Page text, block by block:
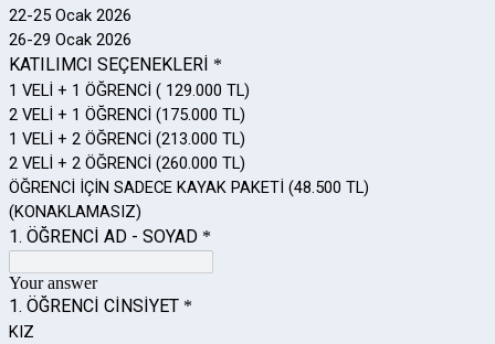
22-25 Ocak 2026
26-29 Ocak 2026
KATILIMCI SEÇENEKLERİ *
1 VELİ + 1 ÖĞRENCİ ( 129.000 TL)
2 VELİ + 1 ÖĞRENCİ (175.000 TL)
1 VELİ + 2 ÖĞRENCİ (213.000 TL)
2 VELİ + 2 ÖĞRENCİ (260.000 TL)
ÖĞRENCİ İÇİN SADECE KAYAK PAKETİ (48.500 TL)
(KONAKLAMASIZ)
1. ÖĞRENCİ AD - SOYAD *
Your answer
1. ÖĞRENCİ CİNSİYET *
KIZ